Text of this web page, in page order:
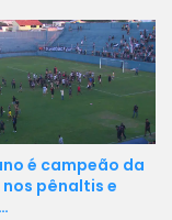
é campeão da
nos pênaltis e